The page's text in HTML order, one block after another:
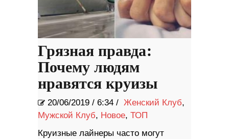
Грязная правда:
Почему людям
нравятся круизы
20/06/2019 / 6:34 / Женский Клуб,
Мужской Клуб, Новое, ТОП
Круизные лайнеры часто могут